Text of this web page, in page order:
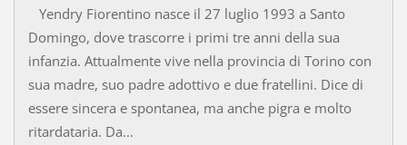
Yendry Fiorentino nasce il 27 luglio 1993 a Santo
Domingo, dove trascorre i primi tre anni della sua
infanzia. Attualmente vive nella provincia di Torino con
sua madre, suo padre adottivo e due fratellini. Dice di
essere sincera e spontanea, ma anche pigra e molto
ritardataria. Da...